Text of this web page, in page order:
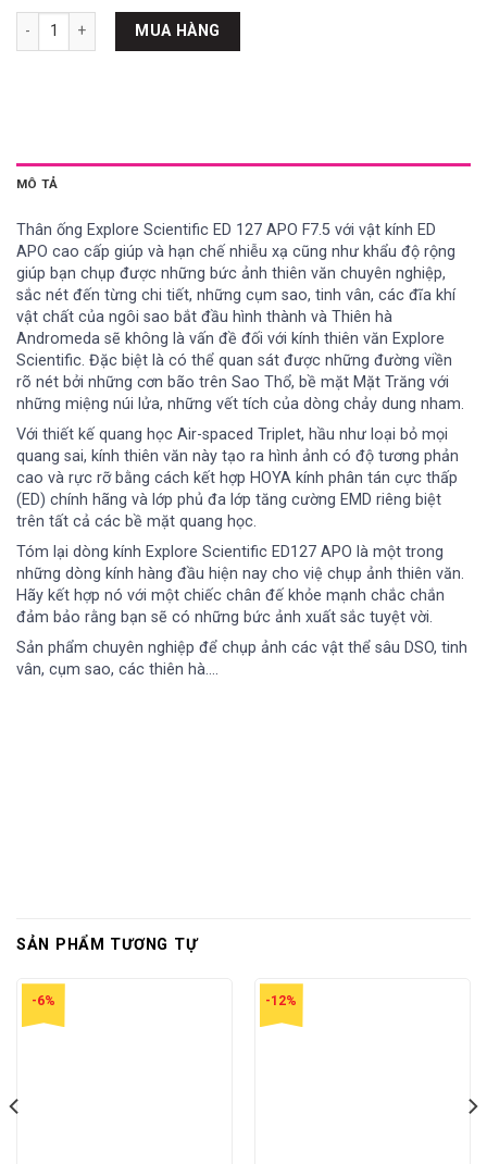
Thân ống kính thiên văn Explore Scientific 127mm f/7.5 ED APO số
MUA HÀNG
MÔ TẢ
Thân ống Explore Scientific ED 127 APO F7.5 với vật kính ED
APO cao cấp giúp và hạn chế nhiễu xạ cũng như khẩu độ rộng
giúp bạn chụp được những bức ảnh thiên văn chuyên nghiệp,
sắc nét đến từng chi tiết, những cụm sao, tinh vân, các đĩa khí
vật chất của ngôi sao bắt đầu hình thành và Thiên hà
Andromeda sẽ không là vấn đề đối với kính thiên văn Explore
Scientific. Đặc biệt là có thể quan sát được những đường viền
rõ nét bởi những cơn bão trên Sao Thổ, bề mặt Mặt Trăng với
những miệng núi lửa, những vết tích của dòng chảy dung nham.
Với thiết kế quang học Air-spaced Triplet, hầu như loại bỏ mọi
quang sai, kính thiên văn này tạo ra hình ảnh có độ tương phản
cao và rực rỡ bằng cách kết hợp HOYA kính phân tán cực thấp
(ED) chính hãng và lớp phủ đa lớp tăng cường EMD riêng biệt
trên tất cả các bề mặt quang học.
Tóm lại dòng kính Explore Scientific ED127 APO là một trong
những dòng kính hàng đầu hiện nay cho việ chụp ảnh thiên văn.
Hãy kết hợp nó với một chiếc chân đế khỏe mạnh chắc chắn
đảm bảo rằng bạn sẽ có những bức ảnh xuất sắc tuyệt vời.
Sản phẩm chuyên nghiệp để chụp ảnh các vật thể sâu DSO, tinh
vân, cụm sao, các thiên hà….
SẢN PHẨM TƯƠNG TỰ
-6% -12%